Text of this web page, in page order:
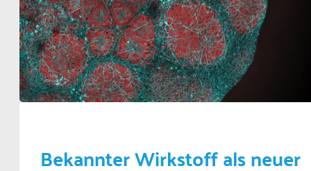
Bekannter Wirkstoff als neuer